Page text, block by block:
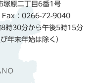
塚原二丁目6番1号
：0266-72-9040
8時30分から午後5時15分
年末年始は除く）